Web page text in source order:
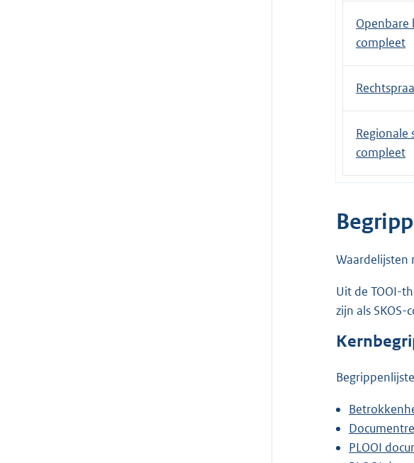
Openbare
compleet
Regionale
compleet
Waardelijsten
Uit de TOOI-
zijn als SKOS-
PLOOI